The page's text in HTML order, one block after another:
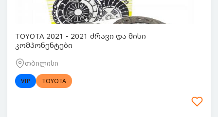
TOYOTA 2021 - 2021 ძრავი და მისი
კომპონენტები
თბილისი
VIP TOYOTA